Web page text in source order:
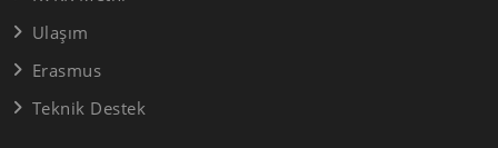
Ulaşım
Erasmus
Teknik Destek